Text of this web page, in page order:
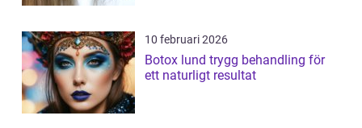
10 februari 2026
Botox lund trygg behandling för
ett naturligt resultat